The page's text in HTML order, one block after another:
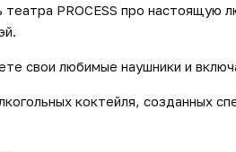
PROCESS про настоящую
свои любимые наушники и
коктейля, созданных